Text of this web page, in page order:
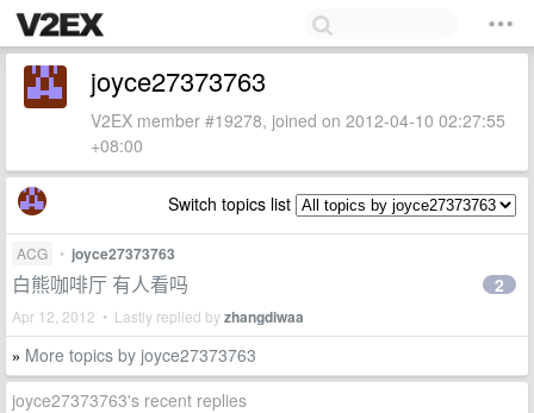
joyce27373763
V2EX member #19278, joined on 2012-04-10 02:27:55
+08:00
Switch topics list
ACG • joyce27373763
白熊咖啡厅 有人看吗
Apr 12, 2012 • Lastly replied byzhangdiwaa
2
» More topics by joyce27373763
joyce27373763's recent replies